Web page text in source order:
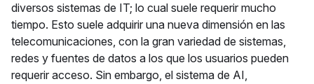
diversos sistemas de IT; lo cual suele requerir mucho
tiempo. Esto suele adquirir una nueva dimensión en las
telecomunicaciones, con la gran variedad de sistemas,
redes y fuentes de datos a los que los usuarios pueden
requerir acceso. Sin embargo, el sistema de AI,